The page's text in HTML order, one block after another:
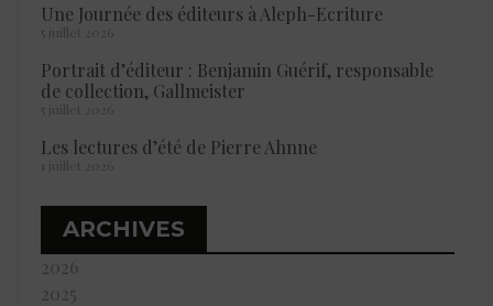
Une Journée des éditeurs à Aleph-Ecriture
5 juillet 2026
Portrait d’éditeur : Benjamin Guérif, responsable
de collection, Gallmeister
5 juillet 2026
Les lectures d’été de Pierre Ahnne
1 juillet 2026
ARCHIVES
2026
2025